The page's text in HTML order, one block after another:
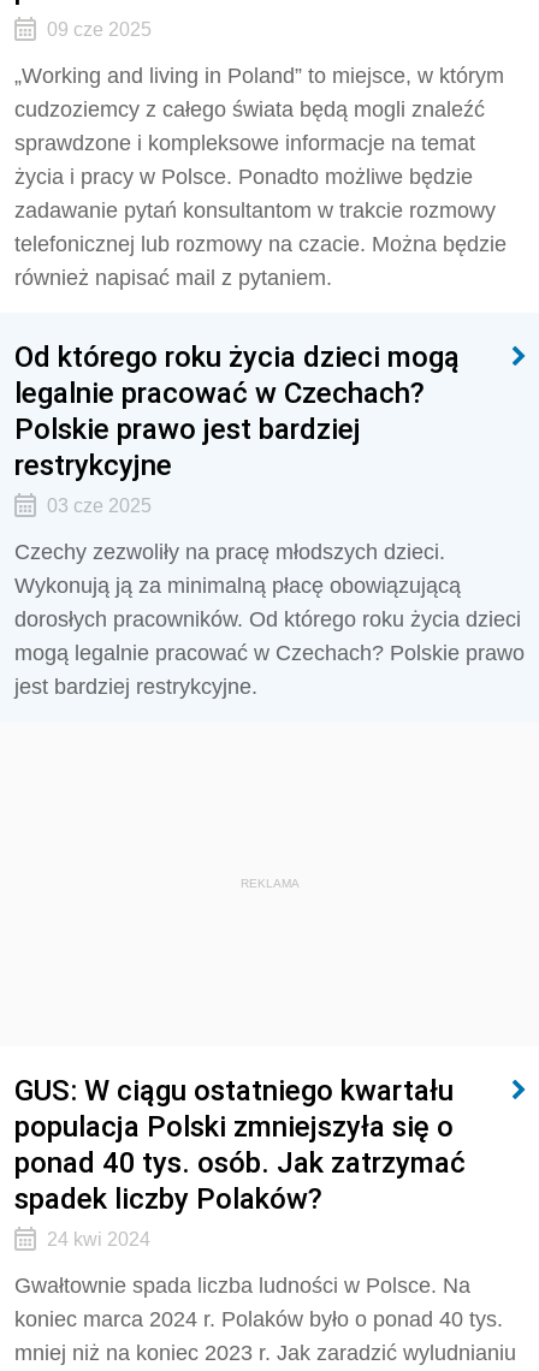
09 cze 2025
„Working and living in Poland” to miejsce, w którym
cudzoziemcy z całego świata będą mogli znaleźć
sprawdzone i kompleksowe informacje na temat
życia i pracy w Polsce. Ponadto możliwe będzie
zadawanie pytań konsultantom w trakcie rozmowy
telefonicznej lub rozmowy na czacie. Można będzie
również napisać mail z pytaniem.
Od którego roku życia dzieci mogą
legalnie pracować w Czechach?
Polskie prawo jest bardziej
restrykcyjne
03 cze 2025
Czechy zezwoliły na pracę młodszych dzieci.
Wykonują ją za minimalną płacę obowiązującą
dorosłych pracowników. Od którego roku życia dzieci
mogą legalnie pracować w Czechach? Polskie prawo
jest bardziej restrykcyjne.
REKLAMA
GUS: W ciągu ostatniego kwartału
populacja Polski zmniejszyła się o
ponad 40 tys. osób. Jak zatrzymać
spadek liczby Polaków?
24 kwi 2024
Gwałtownie spada liczba ludności w Polsce. Na
koniec marca 2024 r. Polaków było o ponad 40 tys.
mniej niż na koniec 2023 r. Jak zaradzić wyludnianiu